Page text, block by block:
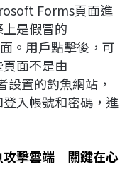
Forms頁面進
是假冒的
。用戶點擊後，可
面不是由
置的釣魚網站，
入帳號和密碼，進
攻擊雲端 關鍵在心